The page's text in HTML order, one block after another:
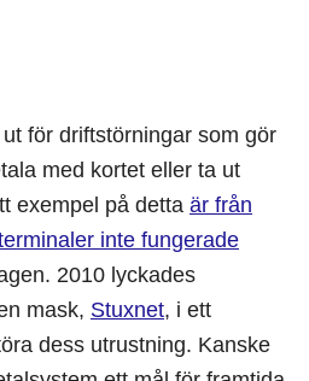
för driftstörningar som gör
med kortet eller ta ut
exempel på detta är från
inte fungerade
2010 lyckades
mask, Stuxnet, i ett
dess utrustning. Kanske